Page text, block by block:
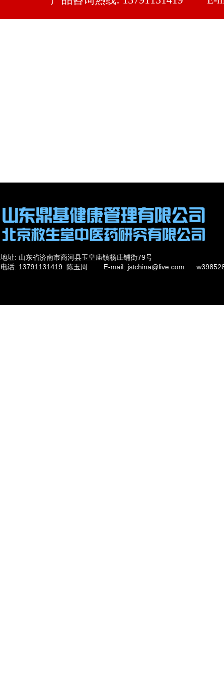
地址: 山东省济南市商河县玉皇庙镇杨庄铺街79号
电话: 13791131419 陈玉周 E-mail: jstchina@live.com